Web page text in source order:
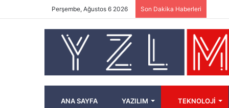
Perşembe, Ağustos 6 2026 Son Dakika Haberleri
ANA SAYFA YAZILIM TEKNOLOJI